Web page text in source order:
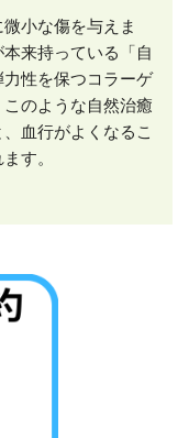
小な傷を与えま
来持っている「自
性を保つコラーゲ
のような自然治癒
血行がよくなるこ
す。